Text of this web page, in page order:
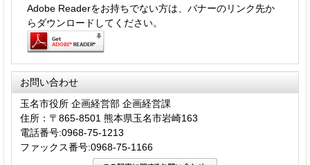
Adobe Readerをお持ちでない方は、バナーのリンク先か
らダウンロードしてください。
お問い合わせ
玉名市役所 企画経営部 企画経営課
住所：〒865-8501 熊本県玉名市岩崎163
電話番号:0968-75-1213
ファックス番号:0968-75-1166